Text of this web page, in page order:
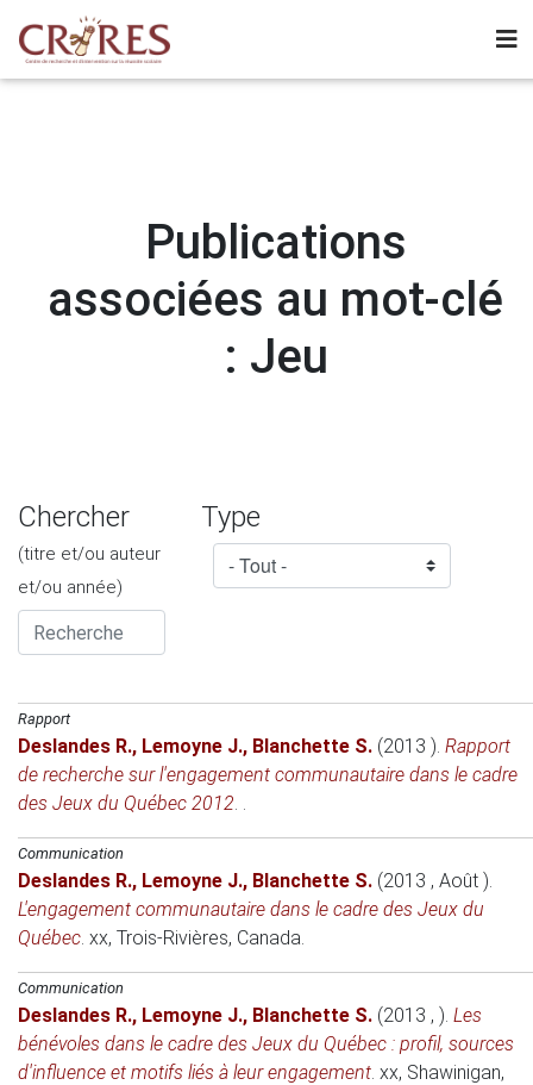
Publications
associées au mot-clé
: Jeu
Chercher
(titre et/ou auteur
et/ou année)
Type
Rapport
Deslandes R., Lemoyne J., Blanchette S. (2013 ). Rapport
de recherche sur l'engagement communautaire dans le cadre
des Jeux du Québec 2012. .
Communication
Deslandes R., Lemoyne J., Blanchette S. (2013 , Août ).
L'engagement communautaire dans le cadre des Jeux du
Québec. xx, Trois-Rivières, Canada.
Communication
Deslandes R., Lemoyne J., Blanchette S. (2013 , ). Les
bénévoles dans le cadre des Jeux du Québec : profil, sources
d'influence et motifs liés à leur engagement. xx, Shawinigan,